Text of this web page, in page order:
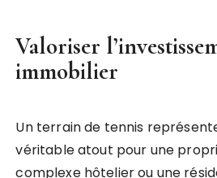
Valoriser
immobilier
Un terrain de tennis
véritable atout pour une
complexe hôtelier ou une